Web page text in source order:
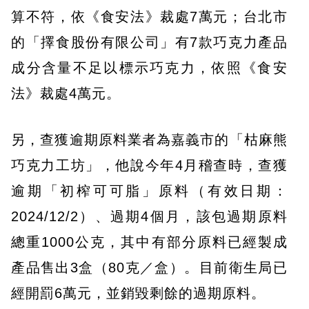
算不符，依《食安法》裁處7萬元；台北市
的「擇食股份有限公司」有7款巧克力產品
成分含量不足以標示巧克力，依照《食安
法》裁處4萬元。
另，查獲逾期原料業者為嘉義市的「枯麻熊
巧克力工坊」，他說今年4月稽查時，查獲
逾期「初榨可可脂」原料（有效日期：
2024/12/2）、過期4個月，該包過期原料
總重1000公克，其中有部分原料已經製成
產品售出3盒（80克／盒）。目前衛生局已
經開罰6萬元，並銷毀剩餘的過期原料。